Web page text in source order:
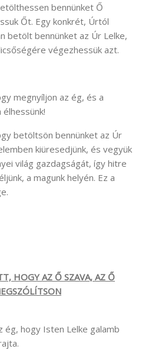
bennünket Ő
Őt. Egy konkrét, Úrtól
betölt bennünket az Úr Lelke,
végezhessük azt.
megnyíljon az ég, és a
betöltsön bennünket az Úr
kiüresedjünk, és vegyük
világ gazdagságát, így hitre
a magunk helyén. Ez a
HOGY AZ Ő SZAVA, AZ Ő
ég, hogy Isten Lelke galamb